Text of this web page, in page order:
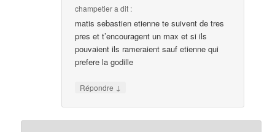
champetiera dit :
matis sebastien etienne te suivent de tres
pres et t’encouragent un max et si ils
pouvaient ils rameraient sauf etienne qui
prefere la godille
Répondre ↓